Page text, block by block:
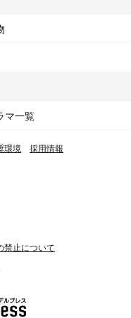
マ一覧
環境 採用情報
禁止について